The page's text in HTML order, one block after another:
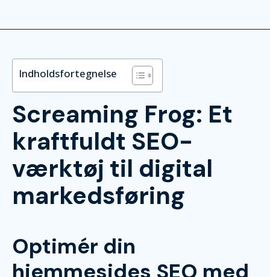
Indholdsfortegnelse
Screaming Frog: Et
kraftfuldt SEO-
værktøj til digital
markedsføring
Optimér din